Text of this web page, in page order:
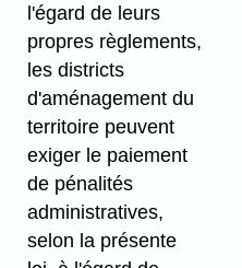
l'égard de leurs
propres règlements,
les districts
d'aménagement du
territoire peuvent
exiger le paiement
de pénalités
administratives,
selon la présente